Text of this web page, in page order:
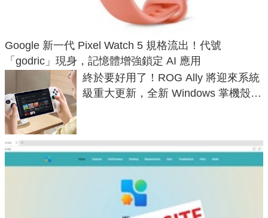
Google 新一代 Pixel Watch 5 規格流出！代號
「godric」現身，記憶體增強鎖定 AI 應用
終於要好用了！ROG Ally 將迎來系統
級重大更新，全新 Windows 掌機殼模